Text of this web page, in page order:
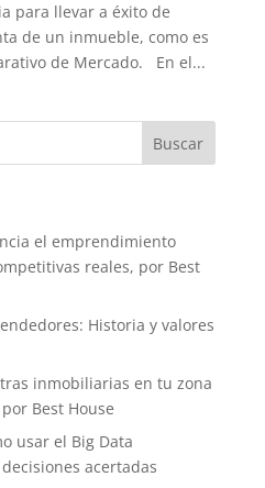
para llevar a éxito de
de un inmueble, como es
de Mercado. En el...
el emprendimiento
reales, por Best
Historia y valores
inmobiliarias en tu zona
Best House
usar el Big Data
acertadas